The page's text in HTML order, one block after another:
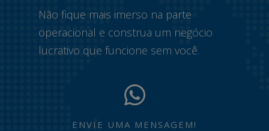
Não fique mais imerso na parte
operacional e construa um negócio
lucrativo que funcione sem você.
ENVIE UMA MENSAGEM!